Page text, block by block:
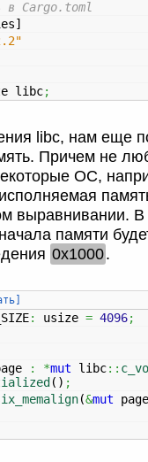
в Cargo.toml
]
libc;
libc, нам еще
Причем не
ОС,
выравнивании.
памяти
0x1000.
: usize = 4096;
: *mut libc::
( ) ;
(&mut page